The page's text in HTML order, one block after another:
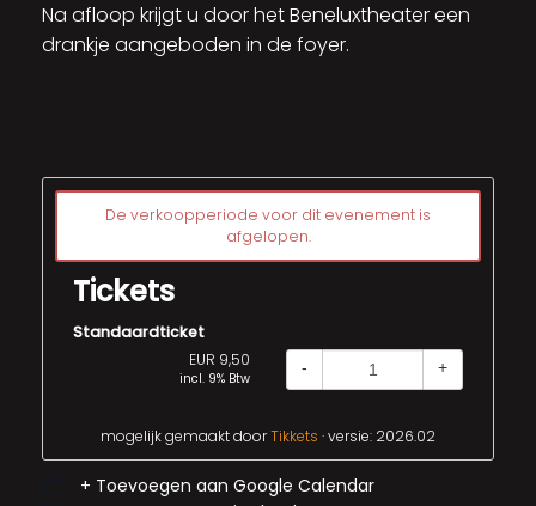
Na afloop krijgt u door het Beneluxtheater een
drankje aangeboden in de foyer.
De verkoopperiode voor dit evenement is
afgelopen.
Tickets
Standaardticket
EUR 9,50
incl. 9% Btw
- +
mogelijk gemaakt doorTikkets · versie: 2026.02
+ Toevoegen aan Google Calendar